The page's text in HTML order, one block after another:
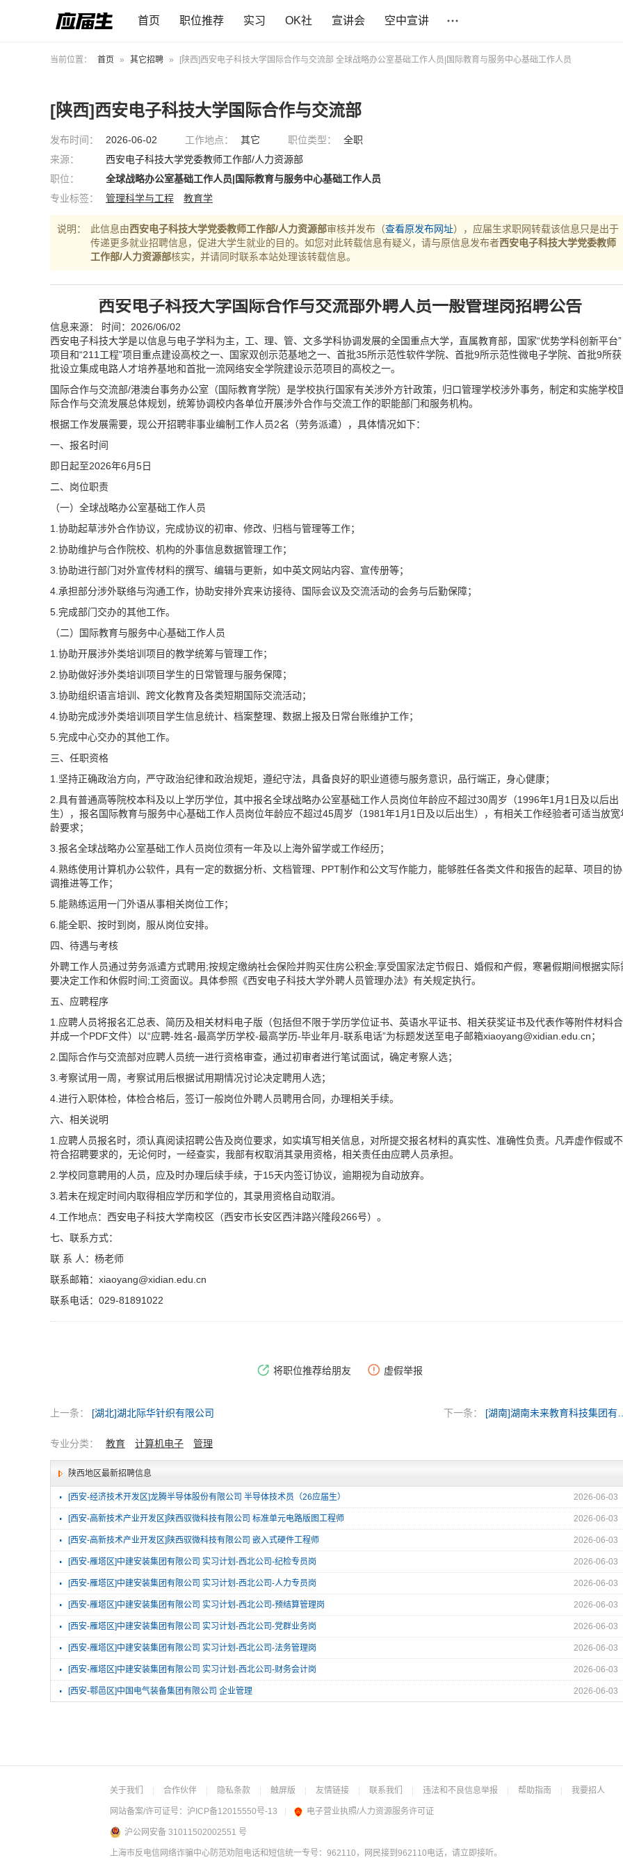
首页 职位推荐 实习 OK社 宣讲会 空中宣讲
当前位置： 首页 » 其它招聘 » [陕西]西安电子科技大学国际合作与交流部 全球战略办公室基础工作人员|国际教育与服务中心基础工作人员
[陕西]西安电子科技大学国际合作与交流部
发布时间： 2026-06-02 工作地点： 其它 职位类型：
全职
来源：
西安电子科技大学党委教师工作部/人力资源部
职位：
全球战略办公室基础工作人员|国际教育与服务中心基础工作人员
专业标签：
管理科学与工程 教育学
说明： 此信息由西安电子科技大学党委教师工作部/人力资源部审核并发布（查看原发布网址），应届生求职网转载该信息只是出于
传递更多就业招聘信息，促进大学生就业的目的。如您对此转载信息有疑义，请与原信息发布者西安电子科技大学党委教师
工作部/人力资源部核实，并请同时联系本站处理该转载信息。
西安电子科技大学国际合作与交流部外聘人员一般管理岗招聘公告
信息来源： 时间： 2026/06/02
西安电子科技大学是以信息与电子学科为主，工、理、管、文多学科协调发展的全国重点大学，直属教育部，国家“优势学科创新平台”
项目和“211工程”项目重点建设高校之一、国家双创示范基地之一、首批35所示范性软件学院、首批9所示范性微电子学院、首批9所获
批设立集成电路人才培养基地和首批一流网络安全学院建设示范项目的高校之一。
国际合作与交流部/港澳台事务办公室（国际教育学院）是学校执行国家有关涉外方针政策，归口管理学校涉外事务，制定和实施学校
际合作与交流发展总体规划，统筹协调校内各单位开展涉外合作与交流工作的职能部门和服务机构。
根据工作发展需要，现公开招聘非事业编制工作人员2名（劳务派遣），具体情况如下：
一、报名时间
即日起至2026年6月5日
二、岗位职责
（一）全球战略办公室基础工作人员
1.协助起草涉外合作协议，完成协议的初审、修改、归档与管理等工作；
2.协助维护与合作院校、机构的外事信息数据管理工作；
3.协助进行部门对外宣传材料的撰写、编辑与更新，如中英文网站内容、宣传册等；
4.承担部分涉外联络与沟通工作，协助安排外宾来访接待、国际会议及交流活动的会务与后勤保障；
5.完成部门交办的其他工作。
（二）国际教育与服务中心基础工作人员
1.协助开展涉外类培训项目的教学统筹与管理工作；
2.协助做好涉外类培训项目学生的日常管理与服务保障；
3.协助组织语言培训、跨文化教育及各类短期国际交流活动；
4.协助完成涉外类培训项目学生信息统计、档案整理、数据上报及日常台账维护工作；
5.完成中心交办的其他工作。
三、任职资格
1.坚持正确政治方向，严守政治纪律和政治规矩，遵纪守法，具备良好的职业道德与服务意识，品行端正，身心健康；
2.具有普通高等院校本科及以上学历学位，其中报名全球战略办公室基础工作人员岗位年龄应不超过30周岁（1996年1月1日及以后出
生），报名国际教育与服务中心基础工作人员岗位年龄应不超过45周岁（1981年1月1日及以后出生），有相关工作经验者可适当放宽
龄要求；
3.报名全球战略办公室基础工作人员岗位须有一年及以上海外留学或工作经历；
4.熟练使用计算机办公软件，具有一定的数据分析、文档管理、PPT制作和公文写作能力，能够胜任各类文件和报告的起草、项目的协
调推进等工作；
5.能熟练运用一门外语从事相关岗位工作；
6.能全职、按时到岗，服从岗位安排。
四、待遇与考核
外聘工作人员通过劳务派遣方式聘用;按规定缴纳社会保险并购买住房公积金;享受国家法定节假日、婚假和产假，寒暑假期间根据实际
要决定工作和休假时间;工资面议。具体参照《西安电子科技大学外聘人员管理办法》有关规定执行。
五、应聘程序
1.应聘人员将报名汇总表、简历及相关材料电子版（包括但不限于学历学位证书、英语水平证书、相关获奖证书及代表作等附件材料合
并成一个PDF文件）以“应聘-姓名-最高学历学校-最高学历-毕业年月-联系电话”为标题发送至电子邮箱xiaoyang@xidian.edu.cn；
2.国际合作与交流部对应聘人员统一进行资格审查，通过初审者进行笔试面试，确定考察人选；
3.考察试用一周，考察试用后根据试用期情况讨论决定聘用人选；
4.进行入职体检，体检合格后，签订一般岗位外聘人员聘用合同，办理相关手续。
六、相关说明
1.应聘人员报名时，须认真阅读招聘公告及岗位要求，如实填写相关信息，对所提交报名材料的真实性、准确性负责。凡弄虚作假或不
符合招聘要求的，无论何时，一经查实，我部有权取消其录用资格，相关责任由应聘人员承担。
2.学校同意聘用的人员，应及时办理后续手续，于15天内签订协议，逾期视为自动放弃。
3.若未在规定时间内取得相应学历和学位的，其录用资格自动取消。
4.工作地点：西安电子科技大学南校区（西安市长安区西沣路兴隆段266号）。
七、联系方式：
联 系 人：杨老师
联系邮箱：xiaoyang@xidian.edu.cn
联系电话：029-81891022
将职位推荐给朋友 虚假举报
上一条： [湖北]湖北际华针织有限公司 下一条： [湖南]湖南未来
专业分类： 教育 计算机电子 管理
陕西地区最新招聘信息
2026-06-03
· [西安-经济技术开发区]龙腾半导体股份有限公司 半导体技术员（26应届生）
2026-06-03
· [西安-高新技术产业开发区]陕西驭微科技有限公司 标准单元电路版图工程师
2026-06-03
· [西安-高新技术产业开发区]陕西驭微科技有限公司 嵌入式硬件工程师
2026-06-03
· [西安-雁塔区]中建安装集团有限公司 实习计划-西北公司-纪检专员岗
2026-06-03
· [西安-雁塔区]中建安装集团有限公司 实习计划-西北公司-人力专员岗
2026-06-03
· [西安-雁塔区]中建安装集团有限公司 实习计划-西北公司-预结算管理岗
2026-06-03
· [西安-雁塔区]中建安装集团有限公司 实习计划-西北公司-党群业务岗
2026-06-03
· [西安-雁塔区]中建安装集团有限公司 实习计划-西北公司-法务管理岗
2026-06-03
· [西安-雁塔区]中建安装集团有限公司 实习计划-西北公司-财务会计岗
2026-06-03
· [西安-鄠邑区]中国电气装备集团有限公司 企业管理
关于我们 合作伙伴 隐私条款 触屏版 友情链接 联系我们 违法和不良信息举报 帮助指南 我要招人
网站备案/许可证号： 沪ICP备12015550号-13 电子营业执照/人力资源服务许可证
沪公网安备 31011502002551 号
上海市反电信网络诈骗中心防范劝阻电话和短信统一专号：962110，网民接到962110电话，请立即接听。